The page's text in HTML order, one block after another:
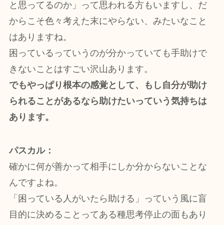
と思ってるのか」って思われる方もいますし、だ
からこそ色々考えた末にやらない、みたいなこと
はありますね。
困っているっていうのが分かっていても手助けで
きないことはすごい沢山あります。
でもやっぱり根本の感覚として、もし自分が助け
られることがあるなら助けたいっていう気持ちは
あります。
パスカル：
確かに何が善かって相手にしか分からないことな
んですよね。
「困っている人がいたら助ける」っていう風に盲
目的に決めることってある種思考停止の面もあり